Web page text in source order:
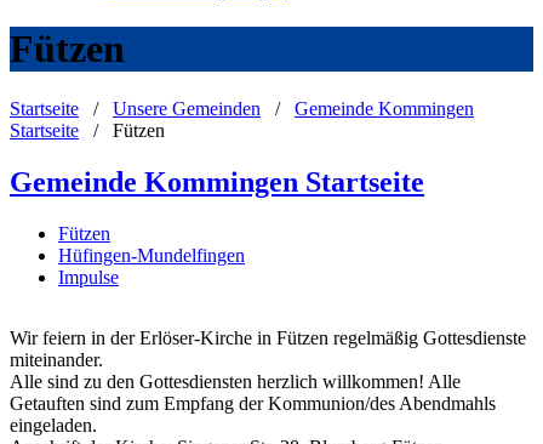
Fützen
Startseite / Unsere Gemeinden / Gemeinde Kommingen
Startseite / Fützen
Gemeinde Kommingen Startseite
Fützen
Hüfingen-Mundelfingen
Impulse
Wir feiern in der Erlöser-Kirche in Fützen regelmäßig Gottesdienste
miteinander.
Alle sind zu den Gottesdiensten herzlich willkommen! Alle
Getauften sind zum Empfang der Kommunion/des Abendmahls
eingeladen.